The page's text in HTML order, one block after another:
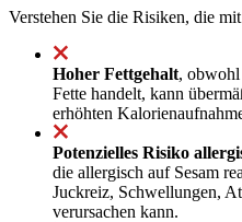
Verstehen Sie die Risiken, die
Hoher Fettgehalt, obwohl
Fette handelt, kann
erhöhten
Potenzielles Risiko
die allergisch auf Sesam
Juckreiz, Schwellungen,
verursachen kann.